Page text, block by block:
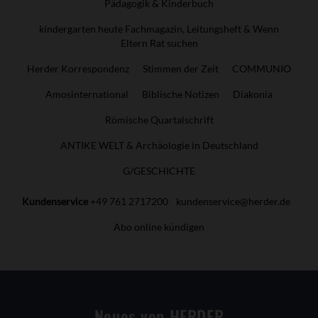
Pädagogik & Kinderbuch
kindergarten heute Fachmagazin, Leitungsheft & Wenn
Eltern Rat suchen
Herder Korrespondenz Stimmen der Zeit COMMUNIO
Amosinternational Biblische Notizen Diakonia
Römische Quartalschrift
ANTIKE WELT & Archäologie in Deutschland
G/GESCHICHTE
Kundenservice +49 761 2717200 kundenservice@herder.de
Abo online kündigen